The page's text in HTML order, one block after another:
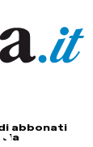
abbonati